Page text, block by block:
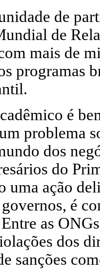
de
de
mais de
programas
é
problema
dos
do
uma ação
é
as
dos
sanções